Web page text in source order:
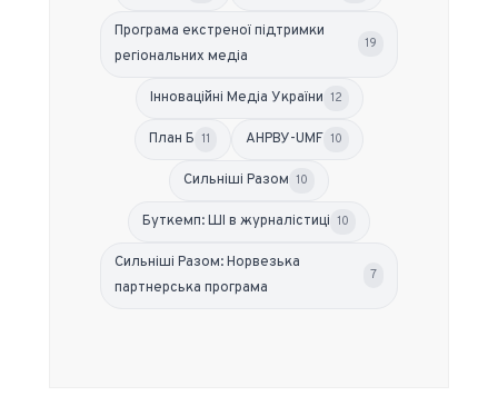
Програма екстреної підтримки
регіональних медіа
19
Інноваційні Медіа України 12
План Б 11 АНРВУ-UMF 10
Сильніші Разом 10
Буткемп: ШІ в журналістиці 10
Сильніші Разом: Норвезька
партнерська програма
7